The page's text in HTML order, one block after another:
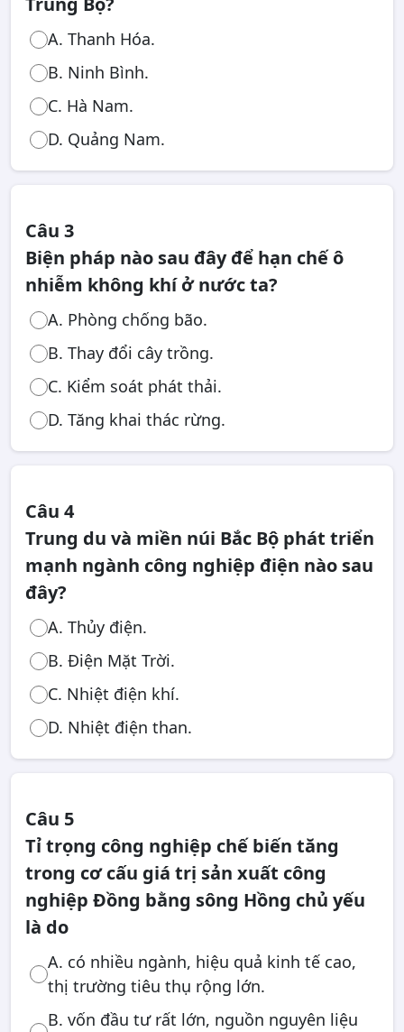
A. Thanh Hóa.
B. Ninh Bình.
C. Hà Nam.
D. Quảng Nam.
Câu 3
Biện pháp nào sau đây để hạn chế ô
nhiễm không khí ở nước ta?
A. Phòng chống bão.
B. Thay đổi cây trồng.
C. Kiểm soát phát thải.
D. Tăng khai thác rừng.
Câu 4
Trung du và miền núi Bắc Bộ phát triển
mạnh ngành công nghiệp điện nào sau
đây?
A. Thủy điện.
B. Điện Mặt Trời.
C. Nhiệt điện khí.
D. Nhiệt điện than.
Câu 5
Tỉ trọng công nghiệp chế biến tăng
trong cơ cấu giá trị sản xuất công
nghiệp Đồng bằng sông Hồng chủ yếu
là do
A. có nhiều ngành, hiệu quả kinh tế cao,
thị trường tiêu thụ rộng lớn.
B. vốn đầu tư rất lớn, nguồn nguyên liệu